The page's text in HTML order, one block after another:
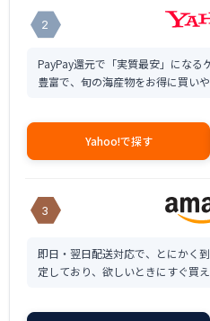
2
PayPay還元で「実質最安」になる
豊富で、旬の海産物をお得に買いや
Yahoo!で探す
3
即日・翌日配送対応で、とにかく
定しており、欲しいときにすぐ買え